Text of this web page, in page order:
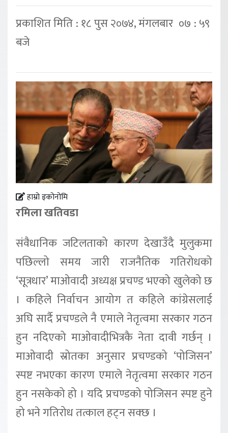
प्रकाशित मिति : १८ पुस २०७४, मंगलबार ०७ : ५९
बजे
हाम्रो इकोनोमि
रमिला खतिवडा
संवैधानिक जटिलताको कारण देखाउँदै मुलुकमा
पछिल्लो समय जारी राजनैतिक गतिरोधको
‘सूत्रधार’ माओवादी अध्यक्ष प्रचण्ड भएको खुलेको छ
। कहिले निर्वाचन आयोग त कहिले कांग्रेसलाई
अघि सार्दै प्रचण्डले नै एमाले नेतृत्वमा सरकार गठन
हुन नदिएको माओवादीभित्रकै नेता दावी गर्छन् ।
माओवादी स्रोतका अनुसार प्रचण्डको ‘पोजिसन’
स्पष्ट नभएका कारण एमाले नेतृत्वमा सरकार गठन
हुन नसकेको हो । यदि प्रचण्डको पोजिसन स्पष्ट हुने
हो भने गतिरोध तत्काल हट्न सक्छ ।